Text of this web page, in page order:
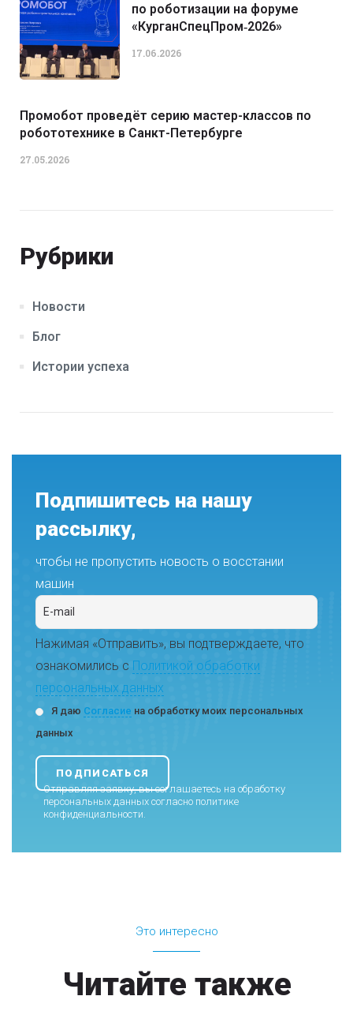
по роботизации на форуме
«КурганСпецПром‑2026»
17.06.2026
Промобот проведёт серию мастер-классов по
робототехнике в Санкт-Петербурге
27.05.2026
Рубрики
Новости
Блог
Истории успеха
Подпишитесь на нашу
рассылку,
чтобы не пропустить новость о восстании
машин
Нажимая «Отправить», вы подтверждаете, что
ознакомились с Политикой обработки
персональных данных
Я даю Согласие на обработку моих персональных
данных
Отправляя заявку, вы соглашаетесь на обработку
персональных данных согласно политике
конфиденциальности.
Это интересно
Читайте также